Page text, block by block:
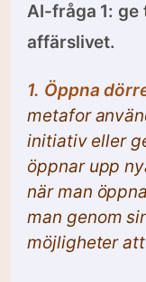
AI-fråga 1: ge
affärslivet.
1. Öppna
metafor
initiativ eller
öppnar upp
när man
man genom
möjligheter